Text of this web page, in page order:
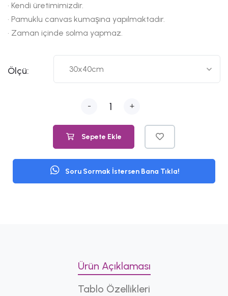
• Kendi üretimimizdir.
• Pamuklu canvas kumaşına yapılmaktadır.
• Zaman içinde solma yapmaz.
Ölçü:
- +
Sepete Ekle
Soru Sormak İstersen Bana Tıkla!
Ürün Açıklaması
Tablo Özellikleri